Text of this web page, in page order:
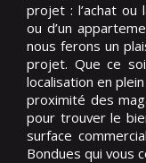
projet : l’achat ou
ou d’un
nous ferons un
projet. Que ce
localisation en
proximité des
pour trouver le
surface
Bondues qui vous